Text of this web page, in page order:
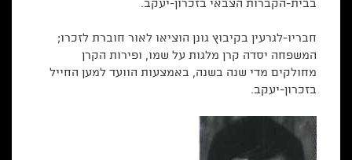
בבית-הקברות הצבאי בזכרון-יעקב.
חבריו-לגרעין בקיבוץ גונן הוציאו לאור חוברת לזכרו;
המשפחה יסדה קרן מלגות על שמו, ופירות הקרן
מחולקים מדי שנה בשנה, באמצעות הוועד למען החייל
בזכרון-יעקב.